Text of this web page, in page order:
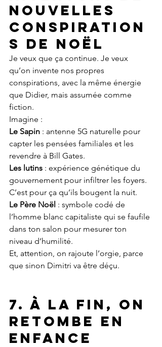
nouvelles
conspiration
s de Noël
Je veux que ça continue. Je veux
qu’on invente nos propres
conspirations, avec la même énergie
que Didier, mais assumée comme
fiction.
Imagine :
Le Sapin : antenne 5G naturelle pour
capter les pensées familiales et les
revendre à Bill Gates.
Les lutins : expérience génétique du
gouvernement pour infiltrer les foyers.
C’est pour ça qu’ils bougent la nuit.
Le Père Noël : symbole codé de
l’homme blanc capitaliste qui se faufile
dans ton salon pour mesurer ton
niveau d’humilité.
Et, attention, on rajoute l’orgie, parce
que sinon Dimitri va être déçu.
7. À la fin, on
retombe en
enfance